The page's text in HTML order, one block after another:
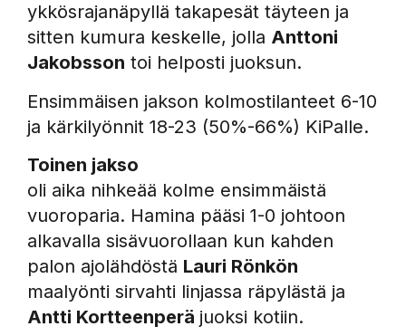
ykkösrajanäpyllä takapesät täyteen ja
sitten kumura keskelle, jolla Anttoni
Jakobsson toi helposti juoksun.
Ensimmäisen jakson kolmostilanteet 6-10
ja kärkilyönnit 18-23 (50%-66%) KiPalle.
Toinen jakso
oli aika nihkeää kolme ensimmäistä
vuoroparia. Hamina pääsi 1-0 johtoon
alkavalla sisävuorollaan kun kahden
palon ajolähdöstä Lauri Rönkön
maalyönti sirvahti linjassa räpylästä ja
Antti Kortteenperä juoksi kotiin.